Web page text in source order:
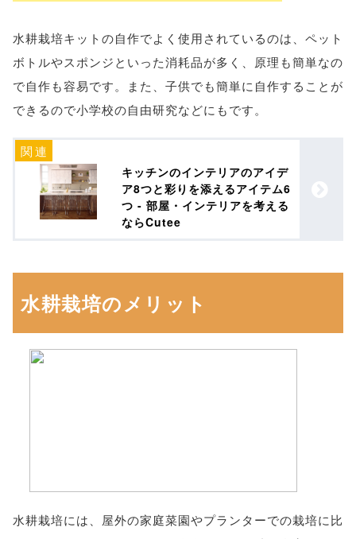
水耕栽培キットの自作でよく使用されているのは、ペット
ボトルやスポンジといった消耗品が多く、原理も簡単なの
で自作も容易です。また、子供でも簡単に自作することが
できるので小学校の自由研究などにもです。
キッチンのインテリアのアイデ
ア8つと彩りを添えるアイテム6
つ - 部屋・インテリアを考える
ならCutee
水耕栽培のメリット
水耕栽培には、屋外の家庭菜園やプランターでの栽培に比